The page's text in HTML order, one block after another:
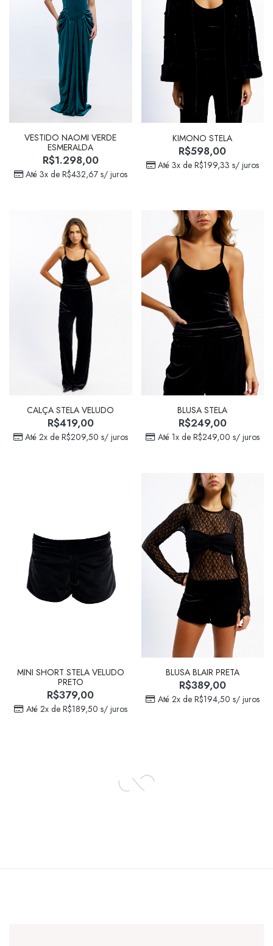
VESTIDO NAOMI VERDE
ESMERALDA
R$1.298,00
Até 3x de R$432,67 s/ juros
KIMONO STELA
R$598,00
Até 3x de R$199,33 s/ juros
CALÇA STELA VELUDO
R$419,00
Até 2x de R$209,50 s/ juros
BLUSA STELA
R$249,00
Até 1x de R$249,00 s/ juros
MINI SHORT STELA VELUDO
PRETO
R$379,00
Até 2x de R$189,50 s/ juros
BLUSA BLAIR PRETA
R$389,00
Até 2x de R$194,50 s/ juros